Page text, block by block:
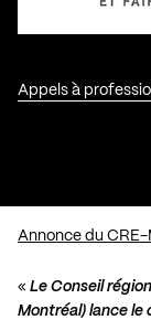
Appels à
Annonce du CRE-
« Le Conseil
Montréal) lance le